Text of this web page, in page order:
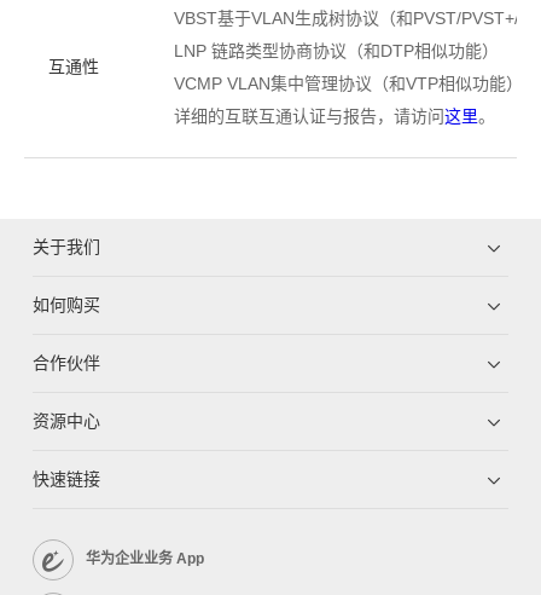
互通性
VBST基于VLAN生成树协议（和PVST/PVST+/
LNP 链路类型协商协议（和DTP相似功能）
VCMP VLAN集中管理协议（和VTP相似功能）
详细的互联互通认证与报告，请访问这里。
关于我们
如何购买
合作伙伴
资源中心
快速链接
华为企业业务 App